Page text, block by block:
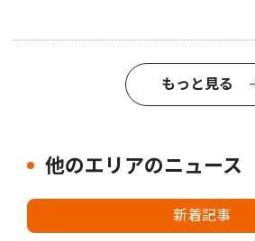
もっと見る
他のエリアのニュース
新着記事